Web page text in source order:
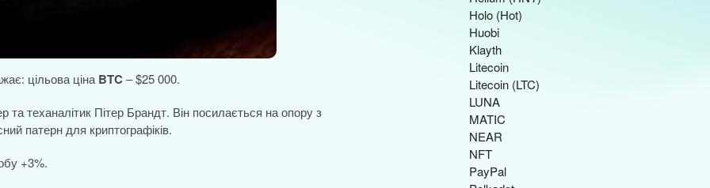
цільова ціна BTC– $25 000.
та теханалітик Пітер Брандт. Він посилається на опору з
патерн для криптографіків.
+3%.
Holo (Hot)
Huobi
Klayth
Litecoin
Litecoin (LTC)
LUNA
MATIC
NEAR
NFT
PayPal